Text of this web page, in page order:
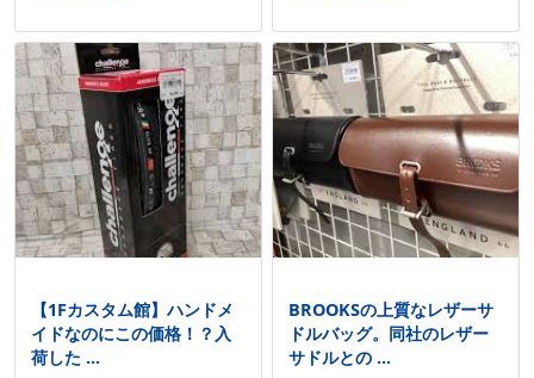
【1Fカスタム館】ハンドメ
イドなのにこの価格！？入
荷した ...
BROOKSの上質なレザーサ
ドルバッグ。同社のレザー
サドルとの ...